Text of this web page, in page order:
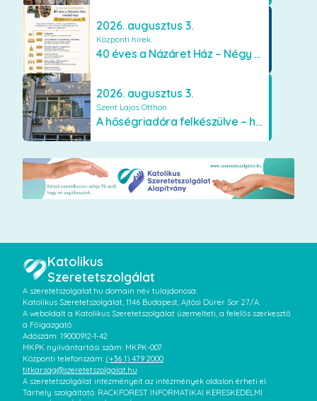
2026. augusztus 3.
Központi hírek
40 éves a Názáret Ház – Négy évtized szeretetben és gondoskodásban
2026. augusztus 3.
Szent Lajos Otthon
A hőségriadóra felkészülve – hűsítő fejlesztések a Szent Lajos Otthonban
Katolikus
Szeretetszolgálat
A szeretetszolgalat.hu domain név tulajdonosa:
Katolikus Szeretetszolgálat, 1146 Budapest, Ajtósi Dürer Sor 27/A.
A weboldalt a Katolikus Szeretetszolgálat üzemelteti, a felelős szerkesztő
a Főigazgató.
Adószám: 19000912-1-42
MKPK nyilvántartási szám: MKPK-007
Központi telefonszám: (+36 1) 479 2000
titkarsag@szeretetszolgalat.hu
A szeretetszolgálat intézményeit az intézmények oldalon érheti el.
Tárhely szolgáltató: RACKFOREST INFORMATIKAI KERESKEDELMI